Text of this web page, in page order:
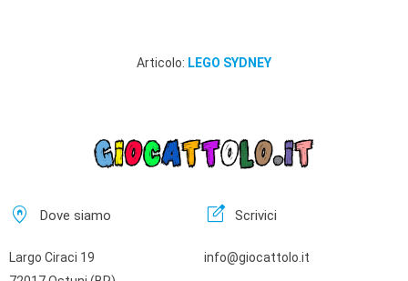
Articolo: LEGO SYDNEY
home_pin Dove siamo
Largo Ciraci 19
edit_square Scrivici
info@giocattolo.it